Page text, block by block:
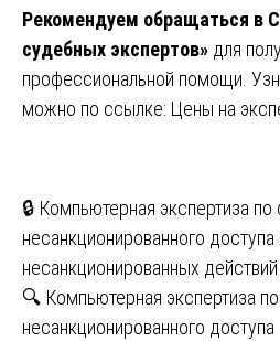
Рекомендуем обращаться в
судебных экспертов» для
профессиональной помощи.
можно по ссылке: Цены на
Навигация
по
записям
🔒 Компьютерная экспертиза по
несанкционированного
несанкционированных
🔍 Компьютерная экспертиза
несанкционированного доступа